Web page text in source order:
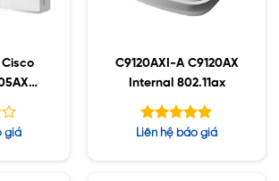
giá
C9120AXI-A C9120AX
Internal 802.11ax
Được xếp
Liên hệ báo giá